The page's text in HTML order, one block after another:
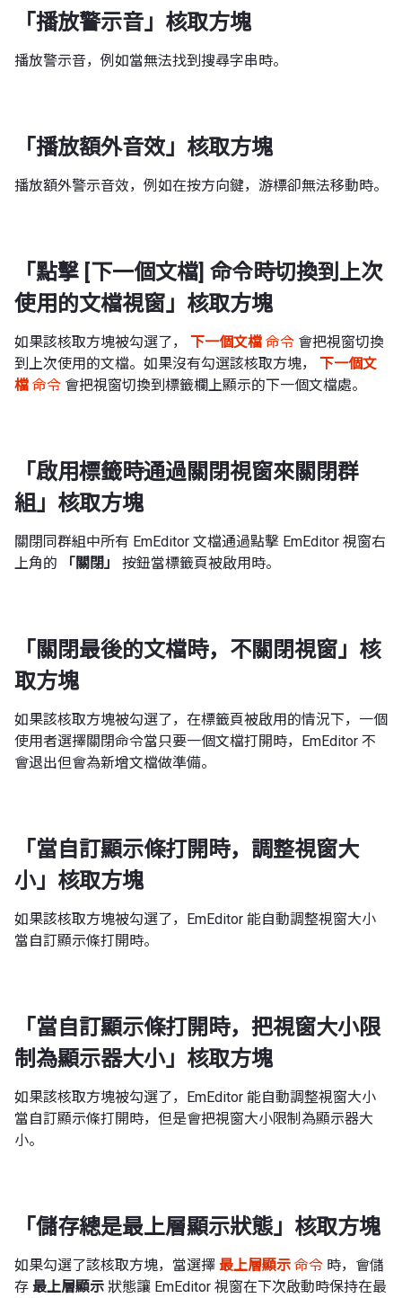
「播放警示音」核取方塊
播放警示音，例如當無法找到搜尋字串時。
「播放額外音效」核取方塊
播放額外警示音效，例如在按方向鍵，游標卻無法移動時。
「點擊 [下一個文檔] 命令時切換到上次
使用的文檔視窗」核取方塊
如果該核取方塊被勾選了， 下一個文檔 命令 會把視窗切換
到上次使用的文檔。如果沒有勾選該核取方塊， 下一個文
檔 命令 會把視窗切換到標籤欄上顯示的下一個文檔處。
「啟用標籤時通過關閉視窗來關閉群
組」核取方塊
關閉同群組中所有 EmEditor 文檔通過點擊 EmEditor 視窗右
上角的
「關閉」 按鈕當標籤頁被啟用時。
「關閉最後的文檔時，不關閉視窗」核
取方塊
如果該核取方塊被勾選了，在標籤頁被啟用的情況下，一個
使用者選擇關閉命令當只要一個文檔打開時，EmEditor 不
會退出但會為新增文檔做準備。
「當自訂顯示條打開時，調整視窗大
小」核取方塊
如果該核取方塊被勾選了，EmEditor 能自動調整視窗大小
當自訂顯示條打開時。
「當自訂顯示條打開時，把視窗大小限
制為顯示器大小」核取方塊
如果該核取方塊被勾選了，EmEditor 能自動調整視窗大小
當自訂顯示條打開時，但是會把視窗大小限制為顯示器大
小。
「儲存總是最上層顯示狀態」核取方塊
如果勾選了該核取方塊，當選擇 最上層顯示 命令 時，會儲
存 最上層顯示 狀態讓 EmEditor 視窗在下次啟動時保持在最